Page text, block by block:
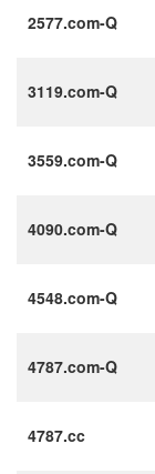
2577.com-Q
3119.com-Q
3559.com-Q
4090.com-Q
4548.com-Q
4787.com-Q
4787.cc